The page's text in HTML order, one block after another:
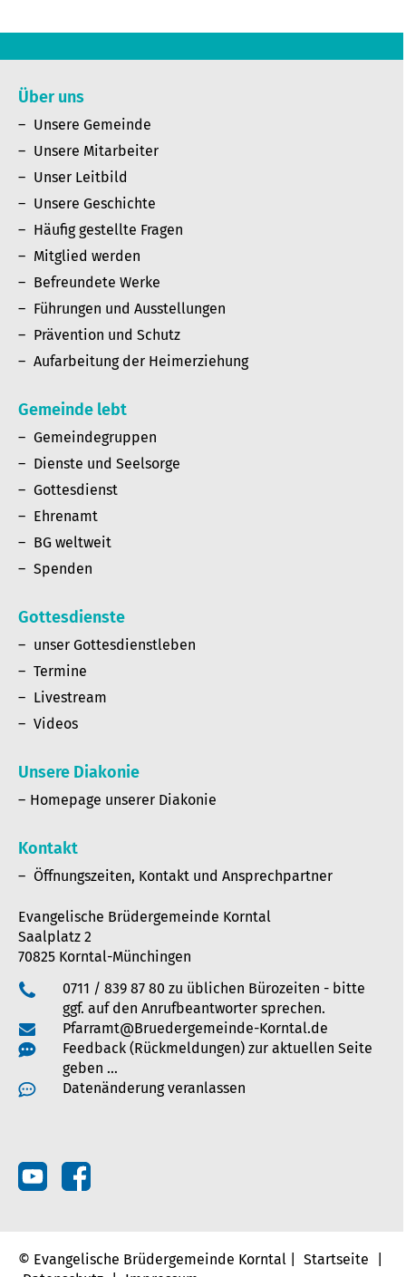
Über uns
Unsere Gemeinde
Unsere Mitarbeiter
Unser Leitbild
Unsere Geschichte
Häufig gestellte Fragen
Mitglied werden
Befreundete Werke
Führungen und Ausstellungen
Prävention und Schutz
Aufarbeitung der Heimerziehung
Gemeinde lebt
Gemeindegruppen
Dienste und Seelsorge
Gottesdienst
Ehrenamt
BG weltweit
Spenden
Gottesdienste
unser Gottesdienstleben
Termine
Livestream
Videos
Unsere Diakonie
Homepage unserer Diakonie
Kontakt
Öffnungszeiten, Kontakt und Ansprechpartner
Evangelische Brüdergemeinde Korntal
Saalplatz 2
70825 Korntal-Münchingen
0711 / 839 87 80 zu üblichen Bürozeiten - bitte
ggf. auf den Anrufbeantworter sprechen.
Pfarramt@Bruedergemeinde-Korntal.de
Feedback (Rückmeldungen) zur aktuellen Seite
geben …
Datenänderung veranlassen
© Evangelische Brüdergemeinde Korntal | Startseite